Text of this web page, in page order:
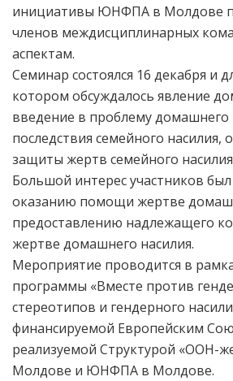
инициативы ЮНФПА в Молдове
членов междисциплинарных
аспектам.
Семинар состоялся 16 декабря и
котором обсуждалось явление
введение в проблему домашнего
последствия семейного насилия,
защиты жертв семейного
Большой интерес участников
оказанию помощи жертве
предоставлению надлежащего
жертве домашнего насилия.
Мероприятие проводится в
программы «Вместе против
стереотипов и гендерного
финансируемой Европейским
реализуемой Структурой «ООН-
Молдове и ЮНФПА в Молдове.